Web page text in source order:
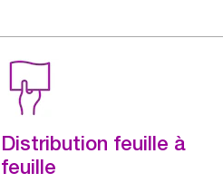
Distribution feuille à
feuille